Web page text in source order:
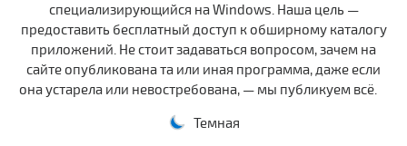
специализирующийся на Windows. Наша цель —
предоставить бесплатный доступ к обширному каталогу
приложений. Не стоит задаваться вопросом, зачем на
сайте опубликована та или иная программа, даже если
она устарела или невостребована, — мы публикуем всё.
Темная